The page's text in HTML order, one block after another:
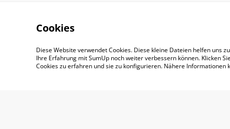
Impressum AGB
Cookies
Diese Website verwendet Cookies. Diese kleine Dateien helfen uns
Ihre Erfahrung mit SumUp noch weiter verbessern können. Klicken
Cookies zu erfahren und sie zu konfigurieren. Nähere Informationen